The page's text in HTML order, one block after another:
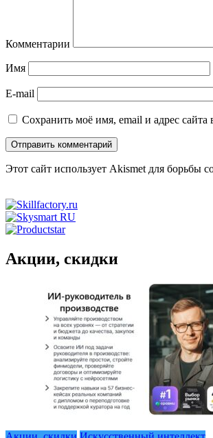
Комментарии
Имя
E-mail
Сохранить моё имя, email и адрес
Этот сайт использует Akismet для борьбы
Акции, скидки